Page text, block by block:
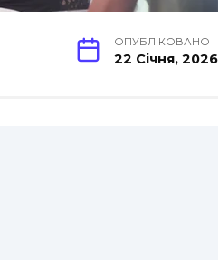
ОПУБЛІКОВАНО
22 Січня, 2026